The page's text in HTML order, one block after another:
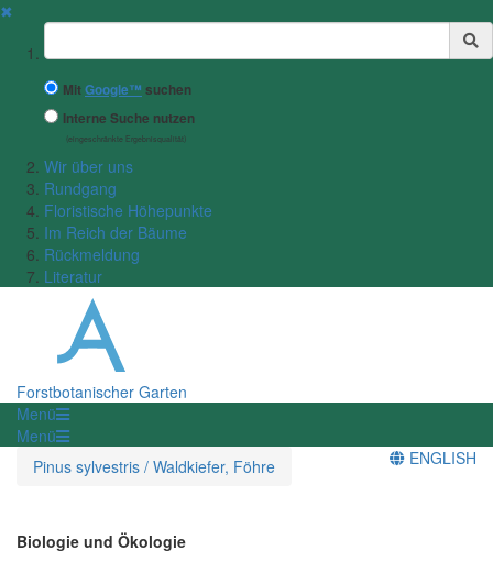
✖
Suchbegriff
MitGoogle™ suchen
Interne Suche nutzen
(eingeschränkte Ergebnisqualität)
Wir über uns
Rundgang
Floristische Höhepunkte
Im Reich der Bäume
Rückmeldung
Literatur
Forstbotanischer Garten
Menü
Menü
Pinus sylvestris / Waldkiefer, Föhre
ENGLISH
Biologie und Ökologie